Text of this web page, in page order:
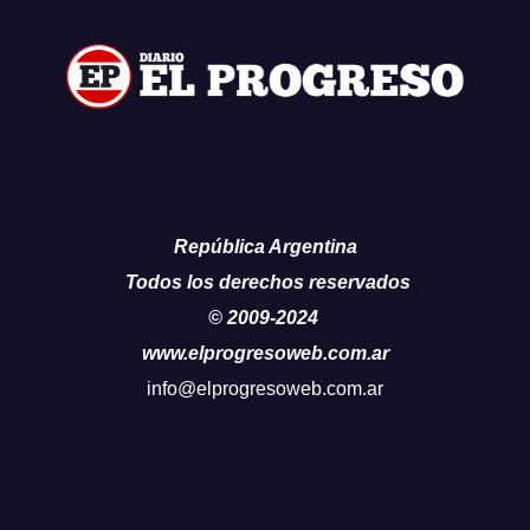
República Argentina
Todos los derechos reservados
© 2009-2024
www.elprogresoweb.com.ar
info@elprogresoweb.com.ar